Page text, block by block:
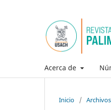
Acerca de
Inicio / Archivos